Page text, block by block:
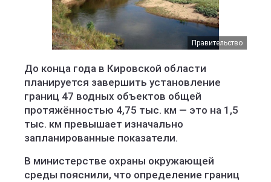
Правительство
До конца года в Кировской области
планируется завершить установление
границ 47 водных объектов общей
протяжённостью 4,75 тыс. км — это на 1,5
тыс. км превышает изначально
запланированные показатели.
В министерстве охраны окружающей
среды пояснили, что определение границ